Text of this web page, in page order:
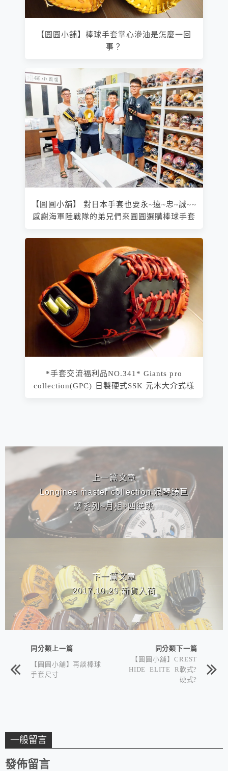
【圓圓小舖】棒球手套掌心滲油是怎麼一回
事？
【圓圓小舖】 對日本手套也要永~遠~忠~誠~~
感謝海軍陸戰隊的弟兄們來圓圓選購棒球手套
*手套交流福利品NO.341* Giants pro
collection(GPC) 日製硬式SSK 元木大介式樣
相連文章
上一篇文章
Longines master collection 浪琴錶巨
擘系列~月相+四逆跳
下一篇文章
2017.10.29 新貨入荷
同分類上一篇
【圓圓小舖】再談棒球
手套尺寸
同分類下一篇
【圓圓小舖】CREST
HIDE ELITE R軟式?
硬式?
一般留言
發佈留言